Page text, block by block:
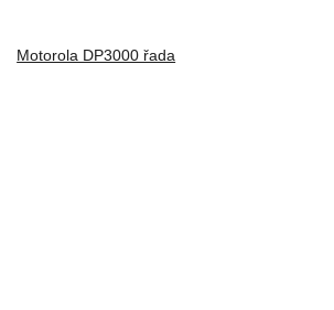
Motorola DP3000 řada